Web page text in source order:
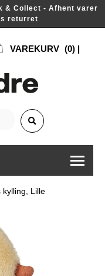
Collect - Afhent varer
returret
VAREKURV (0)
kylling, Lille